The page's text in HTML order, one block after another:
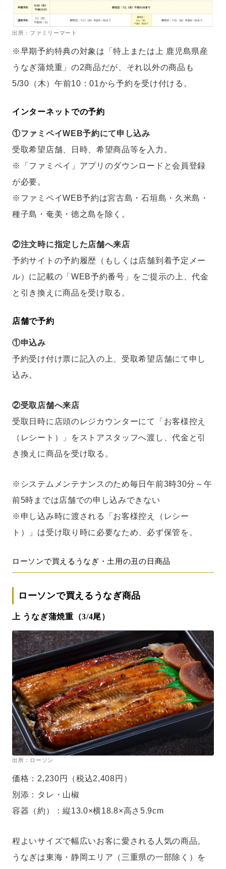
出所：ファミリーマート
※早期予約特典の対象は「特上または上 鹿児島県産
うなぎ蒲焼重」の2商品だが、それ以外の商品も
5/30（木）午前10：01から予約を受け付ける。
インターネットでの予約
①ファミペイWEB予約にて申し込み
受取希望店舗、日時、希望商品等を入力。
※「ファミペイ」アプリのダウンロードと会員登録
が必要。
※ファミペイWEB予約は宮古島・石垣島・久米島・
種子島・奄美・徳之島を除く。
②注文時に指定した店舗へ来店
予約サイトの予約履歴（もしくは店舗到着予定メー
ル）に記載の「WEB予約番号」をご提示の上、代金
と引き換えに商品を受け取る。
店舗で予約
①申込み
予約受け付け票に記入の上、受取希望店舗にて申し
込み。
②受取店舗へ来店
受取日時に店頭のレジカウンターにて「お客様控え
（レシート）」をストアスタッフへ渡し、代金と引
き換えに商品を受け取る。
※システムメンテナンスのため毎日午前3時30分～午
前5時までは店舗での申し込みできない
※申し込み時に渡される「お客様控え（レシー
ト）」は受け取り時に必要なため、必ず保管を。
ローソンで買えるうなぎ・土用の丑の日商品
ローソンで買えるうなぎ商品
上 うなぎ蒲焼重（3/4尾）
出所：ローソン
価格：2,230円（税込2,408円）
別添：タレ・山椒
容器（約）：縦13.0×横18.8×高さ5.9cm
程よいサイズで幅広いお客に愛される人気の商品。
うなぎは東海・静岡エリア（三重県の一部除く）を